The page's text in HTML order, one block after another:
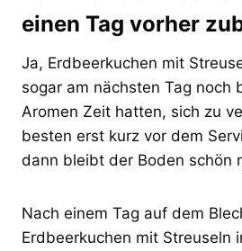
einen Tag vorher
Ja, Erdbeerkuchen mit
sogar am nächsten Tag noch
Aromen Zeit hatten, sich zu
besten erst kurz vor dem
dann bleibt der Boden schön
Nach einem Tag auf dem
Erdbeerkuchen mit Streuseln